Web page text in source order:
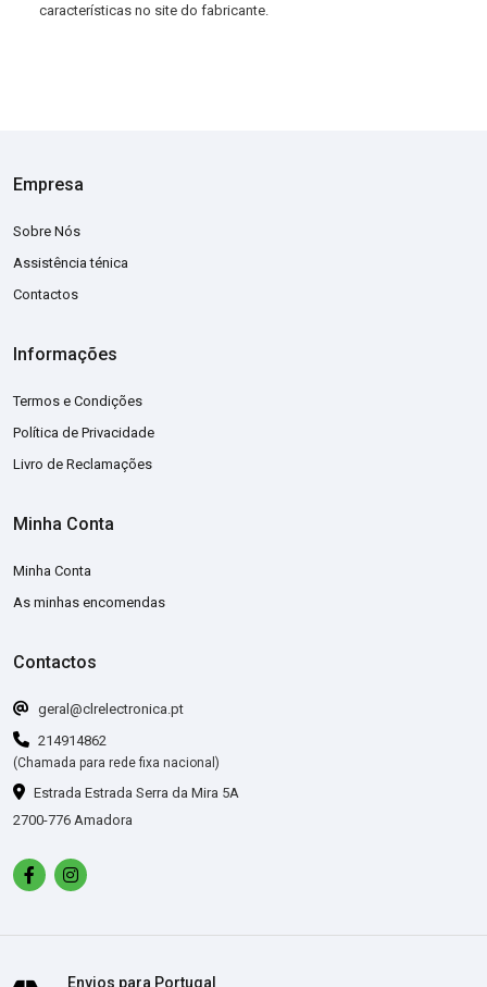
características no site do fabricante.
Empresa
Sobre Nós
Assistência ténica
Contactos
Informações
Termos e Condições
Política de Privacidade
Livro de Reclamações
Minha Conta
Minha Conta
As minhas encomendas
Contactos
geral@clrelectronica.pt
214914862
(Chamada para rede fixa nacional)
Estrada Estrada Serra da Mira 5A
2700-776 Amadora
Envios para Portugal